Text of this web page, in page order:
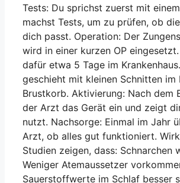
3. Aktivierung:
Sobald der
vollständig eingeheilt ist, folgt
individuelle Therapieanpassung.
Schritt aktiviert der
enger Kooperation mit dem
Zungenschrittmacher mit
Sie abgestimmt sind, und Sie
umfassende Einführung in die
des Inspire Systems. Danach
den Zungenschrittmacher über
Fernbedienung oder eine App
Woodson, B. Tucker, et al.
controlled withdrawal study of
airway stimulation on OSA:
term effect.
Neck Surgery 151.5 (2014):
Woodson, B. Tucker, et al.
Tests: Du sprichst zuerst mit
machst Tests, um zu prüfen, ob
dich passt. Operation: Der
wird in einer kurzen OP
dafür etwa 5 Tage im
geschieht mit kleinen Schnitten im
Brustkorb. Aktivierung: Nach dem
der Arzt das Gerät ein und zeigt
nutzt. Nachsorge: Einmal im Jahr
Arzt, ob alles gut funktioniert.
Studien zeigen, dass: Schnarchen
Weniger Atemaussetzer
Sauerstoffwerte im Schlaf besser